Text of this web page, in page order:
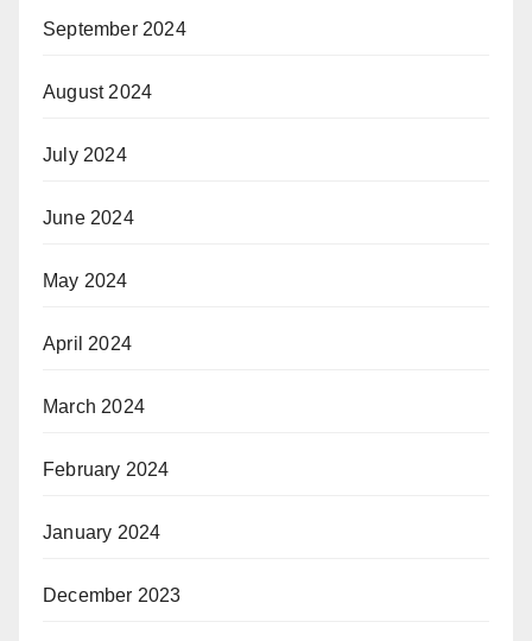
September 2024
August 2024
July 2024
June 2024
May 2024
April 2024
March 2024
February 2024
January 2024
December 2023